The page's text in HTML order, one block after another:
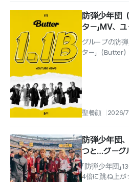
防弾少年団
ター」MV、
大記録
グループの防
ター」（Butter
聖餐顔 2026/
防弾少年団
つと…グーグ
「防弾少年団
4倍に跳ね上が